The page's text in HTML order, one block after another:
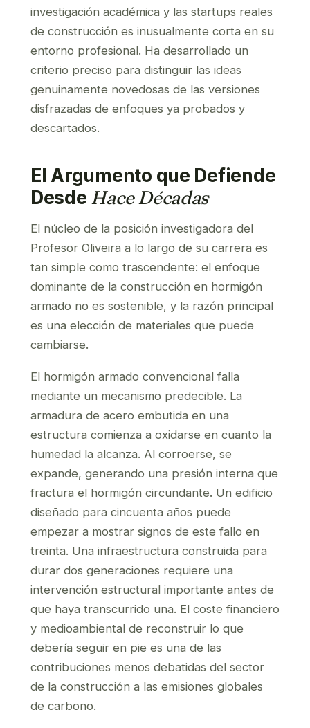
investigación académica y las startups reales
de construcción es inusualmente corta en su
entorno profesional. Ha desarrollado un
criterio preciso para distinguir las ideas
genuinamente novedosas de las versiones
disfrazadas de enfoques ya probados y
descartados.
El Argumento que Defiende
Desde Hace Décadas
El núcleo de la posición investigadora del
Profesor Oliveira a lo largo de su carrera es
tan simple como trascendente: el enfoque
dominante de la construcción en hormigón
armado no es sostenible, y la razón principal
es una elección de materiales que puede
cambiarse.
El hormigón armado convencional falla
mediante un mecanismo predecible. La
armadura de acero embutida en una
estructura comienza a oxidarse en cuanto la
humedad la alcanza. Al corroerse, se
expande, generando una presión interna que
fractura el hormigón circundante. Un edificio
diseñado para cincuenta años puede
empezar a mostrar signos de este fallo en
treinta. Una infraestructura construida para
durar dos generaciones requiere una
intervención estructural importante antes de
que haya transcurrido una. El coste financiero
y medioambiental de reconstruir lo que
debería seguir en pie es una de las
contribuciones menos debatidas del sector
de la construcción a las emisiones globales
de carbono.